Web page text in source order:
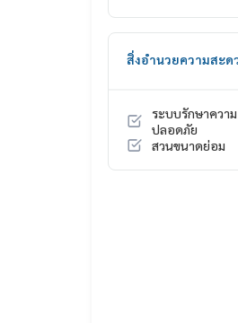
🍃 ทำเลทอง ติดทางด่
✨ ฟรี! เครื่องปรับอาก
สิ่งอำนวยความสะด
ระบบรักษาความ
ปลอดภัย
สวนขนาดย่อม